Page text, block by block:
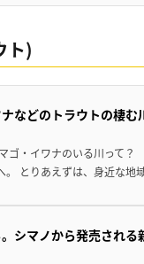
ト)
などのトラウトの棲む
ゴ・イワナのいる川って
とりあえずは、身近な地
シマノから発売され